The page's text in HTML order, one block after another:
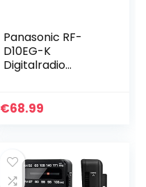
Panasonic RF-
D10EG-K
Digitalradio
Batteriebetrieb)
€68.99